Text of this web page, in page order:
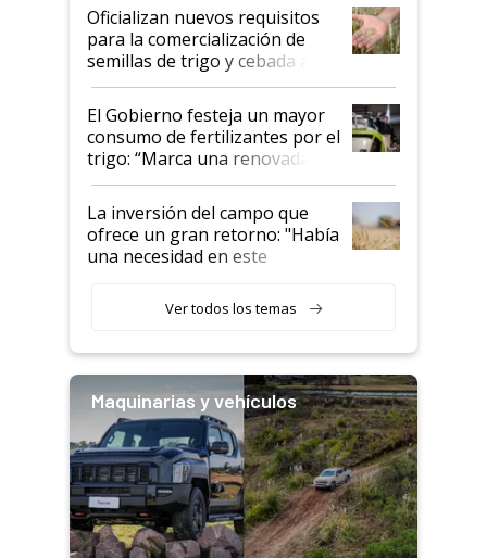
Oficializan nuevos requisitos
para la comercialización de
semillas de trigo y cebada a
granel
El Gobierno festeja un mayor
consumo de fertilizantes por el
trigo: “Marca una renovada
confianza de los productores”
La inversión del campo que
ofrece un gran retorno: "Había
una necesidad en este
Ver todos los temas
Maquinarias y vehículos